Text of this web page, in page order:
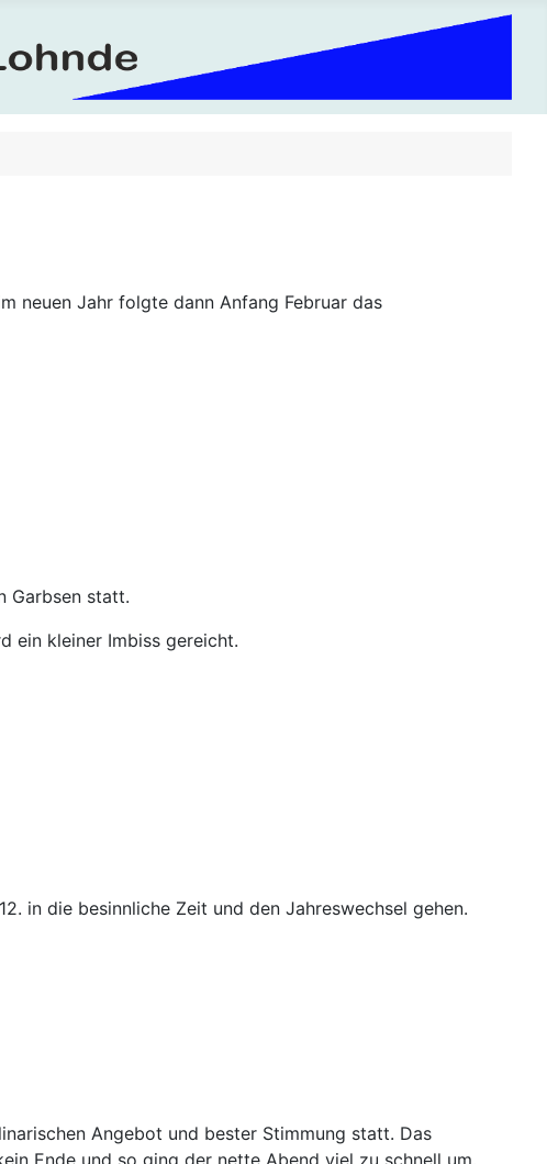
neuen Jahr folgte dann Anfang Februar das
Garbsen statt.
ein kleiner Imbiss gereicht.
in die besinnliche Zeit und den Jahreswechsel gehen.
Angebot und bester Stimmung statt. Das
Ende und so ging der nette Abend viel zu schnell um.